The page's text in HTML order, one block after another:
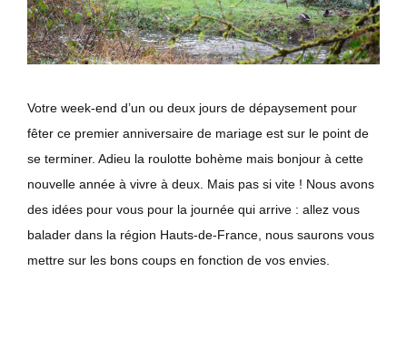
Votre week-end d’un ou deux jours de dépaysement pour
fêter ce premier anniversaire de mariage est sur le point de
se terminer. Adieu la roulotte bohème mais bonjour à cette
nouvelle année à vivre à deux. Mais pas si vite ! Nous avons
des idées pour vous pour la journée qui arrive : allez vous
balader dans la région Hauts-de-France, nous saurons vous
mettre sur les bons coups en fonction de vos envies.